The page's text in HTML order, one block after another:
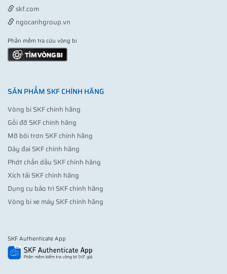
skf.com
ngocanhgroup.vn
Phần mềm tra cứu vòng bi
SẢN PHẨM SKF CHÍNH HÃNG
Vòng bi SKF chính hãng
Gối đỡ SKF chính hãng
Mỡ bôi trơn SKF chính hãng
Dây đai SKF chính hãng
Phớt chắn dầu SKF chính hãng
Xích tải SKF chính hãng
Dụng cụ bảo trì SKF chính hãng
Vòng bi xe máy SKF chính hãng
SKF Authenticate App